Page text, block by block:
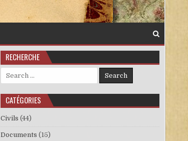
RECHERCHE
Search for:
CATÉGORIES
Civils (44)
Documents (15)